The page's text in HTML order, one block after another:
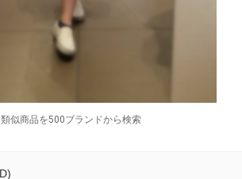
類似商品を500ブランドから検索